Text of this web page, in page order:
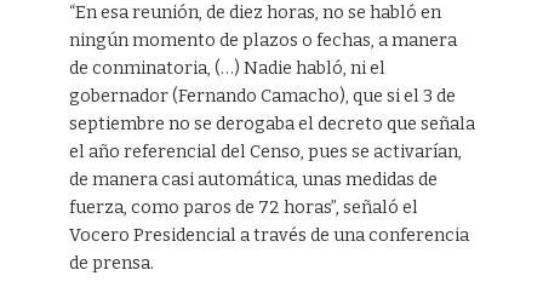
“En esa reunión, de diez horas, no se habló en
ningún momento de plazos o fechas, a manera
de conminatoria, (…) Nadie habló, ni el
gobernador (Fernando Camacho), que si el 3 de
septiembre no se derogaba el decreto que señala
el año referencial del Censo, pues se activarían,
de manera casi automática, unas medidas de
fuerza, como paros de 72 horas”, señaló el
Vocero Presidencial a través de una conferencia
de prensa.